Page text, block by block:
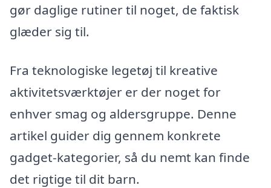
gør daglige rutiner til noget, de faktisk
glæder sig til.
Fra teknologiske legetøj til kreative
aktivitetsværktøjer er der noget for
enhver smag og aldersgruppe. Denne
artikel guider dig gennem konkrete
gadget-kategorier, så du nemt kan finde
det rigtige til dit barn.